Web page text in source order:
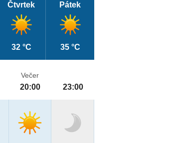
Čtvrtek
32 °C
Pátek
35 °C
Večer
20:00 23:00